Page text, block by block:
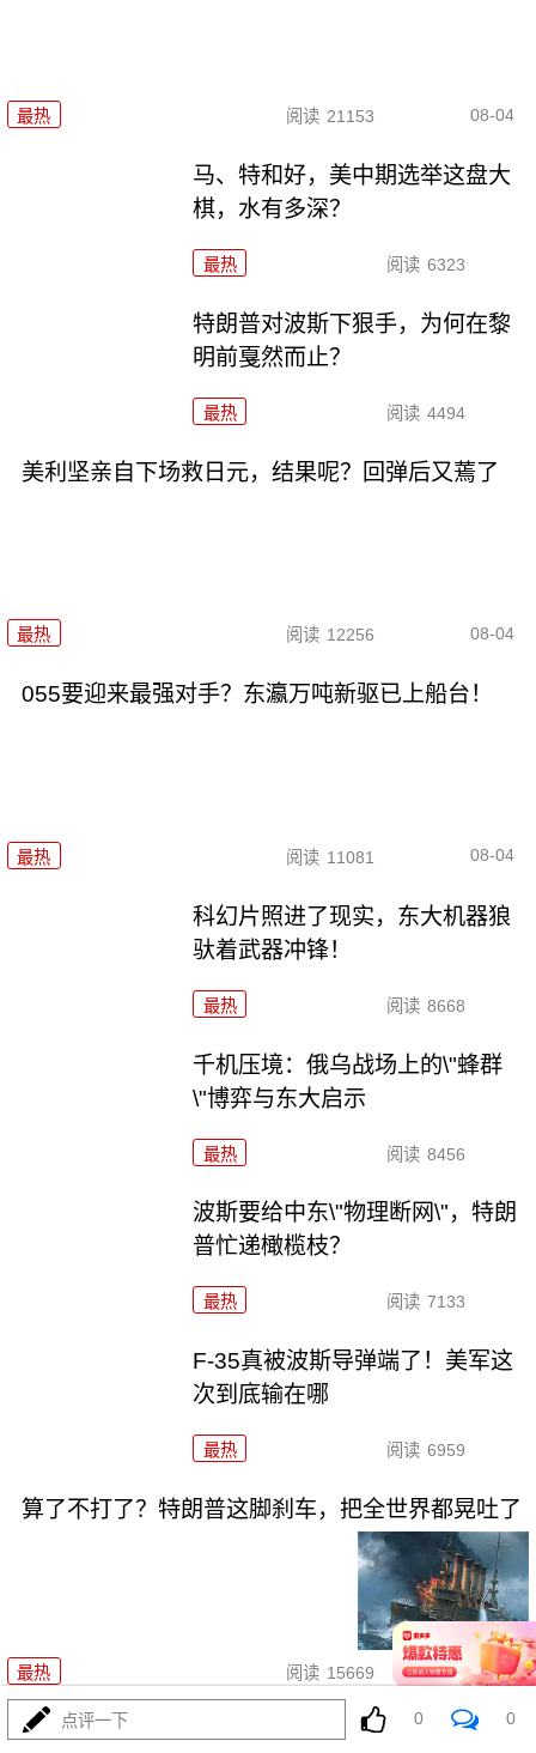
最热 阅读 21153 08-04
马、特和好，美中期选举这盘大
棋，水有多深？
最热 阅读 6323
特朗普对波斯下狠手，为何在黎
明前戛然而止？
最热 阅读 4494
美利坚亲自下场救日元，结果呢？回弹后又蔫了
最热 阅读 12256 08-04
055要迎来最强对手？东瀛万吨新驱已上船台！
最热 阅读 11081 08-04
科幻片照进了现实，东大机器狼
驮着武器冲锋！
最热 阅读 8668
千机压境：俄乌战场上的\"蜂群
\"博弈与东大启示
最热 阅读 8456
波斯要给中东\"物理断网\"，特朗
普忙递橄榄枝？
最热 阅读 7133
F-35真被波斯导弹端了！美军这
次到底输在哪
最热 阅读 6959
算了不打了？特朗普这脚刹车，把全世界都晃吐了
最热 阅读 15669 08-03
一张图让印度陷入死寂，五枚金
点评一下 0 0